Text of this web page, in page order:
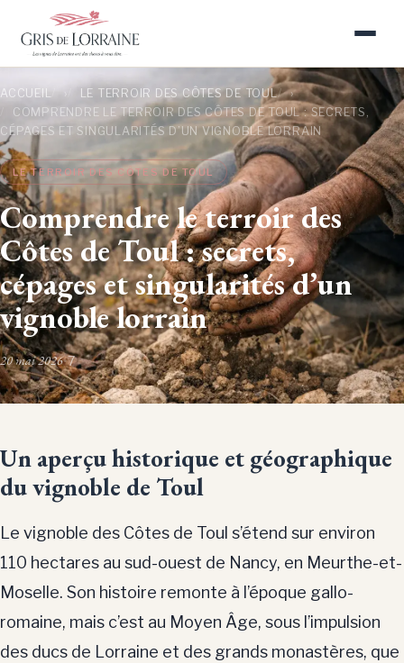
ACCUEIL LE TERROIR DES CÔTES DE TOUL
›
COMPRENDRE LE TERROIR DES CÔTES DE TOUL : SECRETS,
CÉPAGES ET SINGULARITÉS D’UN VIGNOBLE LORRAIN
LE TERROIR DES CÔTES DE TOUL
Comprendre le terroir des
Côtes de Toul : secrets,
cépages et singularités d’un
vignoble lorrain
20 mai 2026•7
Un aperçu historique et géographique
du vignoble de Toul
Le vignoble des Côtes de Toul s’étend sur environ
110 hectares au sud-ouest de Nancy, en Meurthe-et-
Moselle. Son histoire remonte à l’époque gallo-
romaine, mais c’est au Moyen Âge, sous l’impulsion
des ducs de Lorraine et des grands monastères, que